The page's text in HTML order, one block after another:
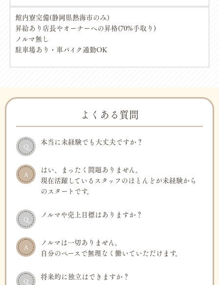
館内寮完備(静岡県熱海市のみ）
昇給あり店長やオーナーへの昇格(70%手取り)
ノルマ無し
駐車場あり・車バイク通勤OK
よくある質問
Q
本当に未経験でも大丈夫ですか？
A
はい、まったく問題ありません。
現在活躍しているスタッフのほとんどが未経験から
のスタートです。
Q
ノルマや売上目標はありますか？
A
ノルマは一切ありません。
自分のペースで無理なく働いていただけます。
Q
将来的に独立はできますか？